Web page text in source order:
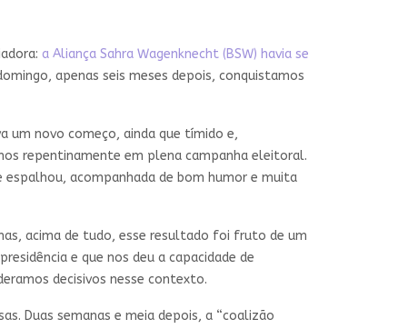
a Aliança Sahra Wagenknecht (BSW) havia se
apenas seis meses depois, conquistamos
um novo começo, ainda que tímido e,
repentinamente em plena campanha eleitoral.
acompanhada de bom humor e muita
acima de tudo, esse resultado foi fruto de um
e que nos deu a capacidade de
decisivos nesse contexto.
Duas semanas e meia depois, a “coalizão